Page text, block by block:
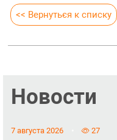
<< Вернуться к списку
Новости
7 августа 2026 27